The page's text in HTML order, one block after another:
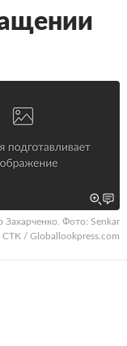
Захарченко. Фото: Senkar
CTK / Globallookpress.com